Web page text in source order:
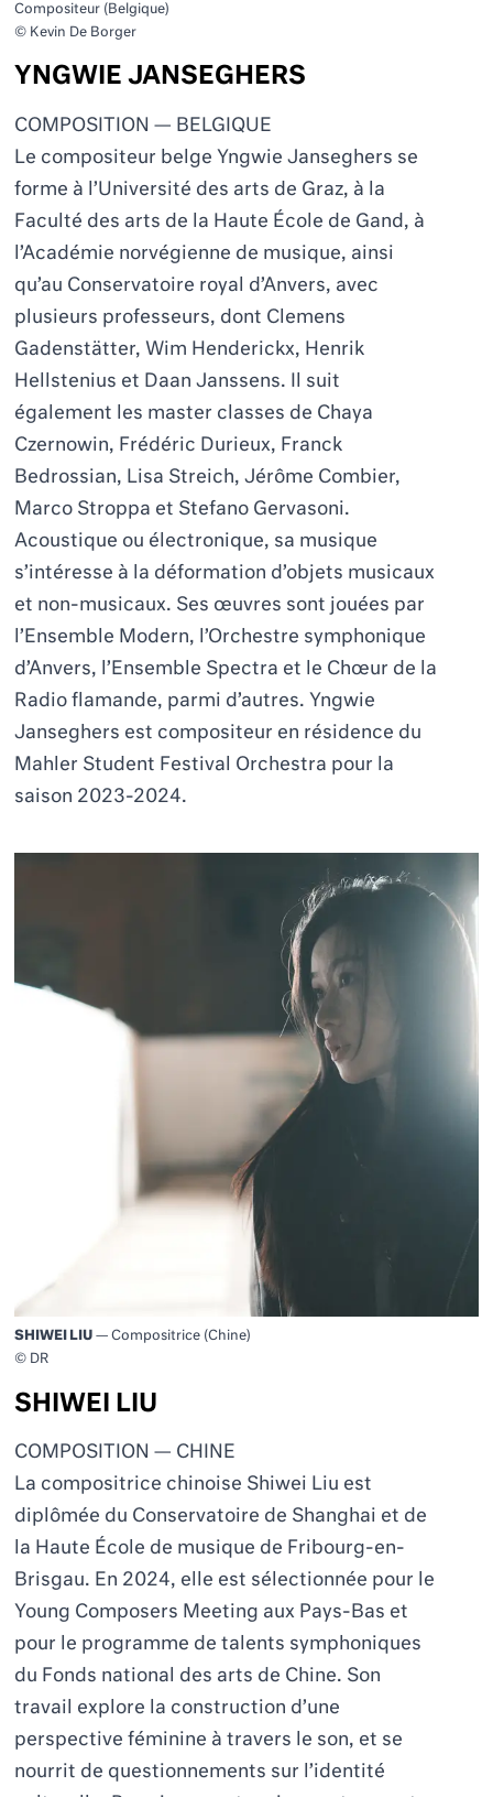
Compositeur (Belgique)
© Kevin De Borger
YNGWIE JANSEGHERS
COMPOSITION — BELGIQUE
Le compositeur belge Yngwie Janseghers se
forme à l’Université des arts de Graz, à la
Faculté des arts de la Haute École de Gand, à
l’Académie norvégienne de musique, ainsi
qu’au Conservatoire royal d’Anvers, avec
plusieurs professeurs, dont Clemens
Gadenstätter, Wim Henderickx, Henrik
Hellstenius et Daan Janssens. Il suit
également les master classes de Chaya
Czernowin, Frédéric Durieux, Franck
Bedrossian, Lisa Streich, Jérôme Combier,
Marco Stroppa et Stefano Gervasoni.
Acoustique ou électronique, sa musique
s’intéresse à la déformation d’objets musicaux
et non-musicaux. Ses œuvres sont jouées par
l’Ensemble Modern, l’Orchestre symphonique
d’Anvers, l’Ensemble Spectra et le Chœur de la
Radio flamande, parmi d’autres. Yngwie
Janseghers est compositeur en résidence du
Mahler Student Festival Orchestra pour la
saison 2023-2024.
SHIWEI LIU — Compositrice (Chine)
© DR
SHIWEI LIU
COMPOSITION — CHINE
La compositrice chinoise Shiwei Liu est
diplômée du Conservatoire de Shanghai et de
la Haute École de musique de Fribourg-en-
Brisgau. En 2024, elle est sélectionnée pour le
Young Composers Meeting aux Pays-Bas et
pour le programme de talents symphoniques
du Fonds national des arts de Chine. Son
travail explore la construction d’une
perspective féminine à travers le son, et se
nourrit de questionnements sur l’identité